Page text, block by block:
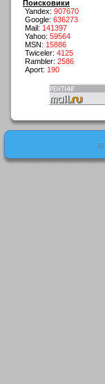
Поисковики
Yandex: 907670
Google: 636273
Mail: 141397
Yahoo: 59564
MSN: 15886
Twiceler: 4125
Rambler: 2586
Aport: 190
©